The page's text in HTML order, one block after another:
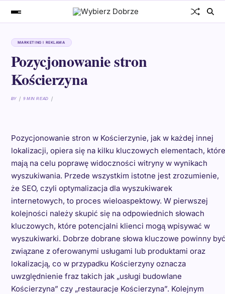
MARKETING I REKLAMA
Pozycjonowanie stron
Kościerzyna
BY 9 MIN READ
Pozycjonowanie stron w Kościerzynie, jak w każdej innej
lokalizacji, opiera się na kilku kluczowych elementach, które
mają na celu poprawę widoczności witryny w wynikach
wyszukiwania. Przede wszystkim istotne jest zrozumienie,
że SEO, czyli optymalizacja dla wyszukiwarek
internetowych, to proces wieloaspektowy. W pierwszej
kolejności należy skupić się na odpowiednich słowach
kluczowych, które potencjalni klienci mogą wpisywać w
wyszukiwarki. Dobrze dobrane słowa kluczowe powinny być
związane z oferowanymi usługami lub produktami oraz
lokalizacją, co w przypadku Kościerzyny oznacza
uwzględnienie fraz takich jak „usługi budowlane
Kościerzyna” czy „restauracje Kościerzyna”. Kolejnym